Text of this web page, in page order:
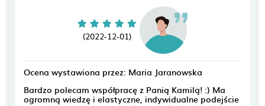
(2022-12-01)
Ocena wystawiona przez: Maria Jaranowska
Bardzo polecam współpracę z Panią Kamilą! :) Ma
ogromną wiedzę i elastyczne, indywidualne podejście